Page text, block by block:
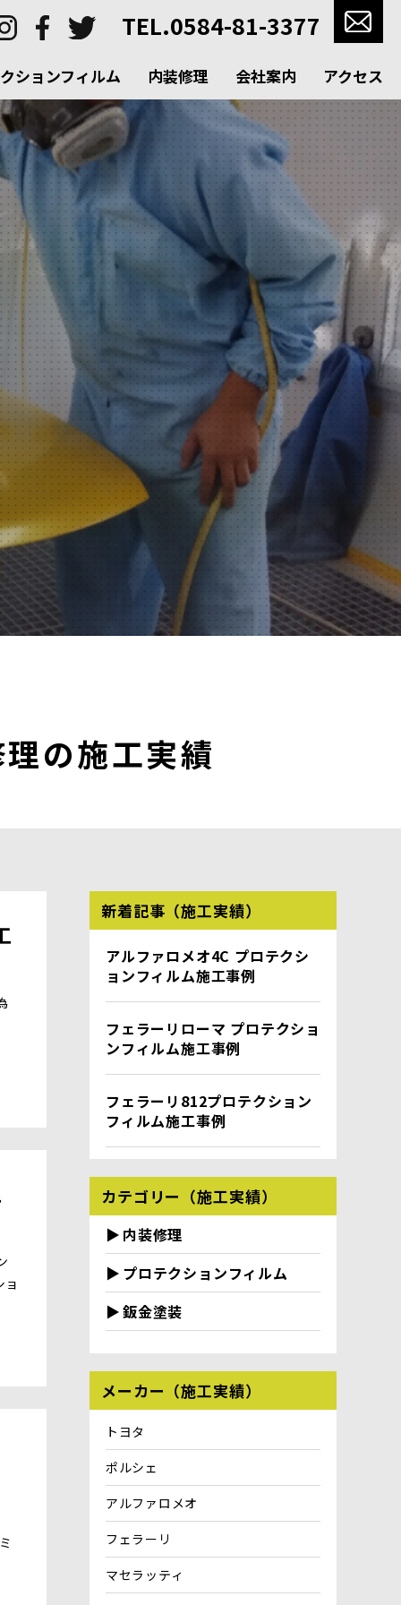
TEL.0584-81-3377
ションフィルム 内装修理 会社案内 アクセス
理の施工実績
ョ
新着記事（施工実績）
アルファロメオ4C プロテクシ
ョンフィルム施工事例
フェラーリローマ プロテクショ
ンフィルム施工事例
フェラーリ812プロテクション
フィルム施工事例
カテゴリー（施工実績）
内装修理
プロテクションフィルム
鈑金塗装
メーカー（施工実績）
トヨタ
ポルシェ
アルファロメオ
フェラーリ
マセラッティ